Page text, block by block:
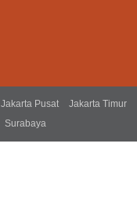
Jakarta Pusat
Jakarta Timur
Surabaya